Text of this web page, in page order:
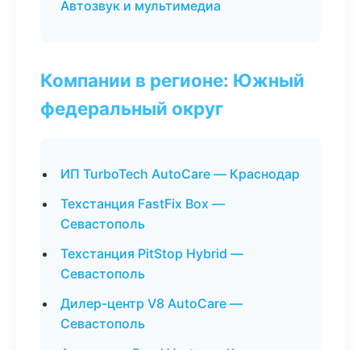
Автозвук и мультимедиа
Компании в регионе: Южный
федеральный округ
ИП TurboTech AutoCare — Краснодар
Техстанция FastFix Box —
Севастополь
Техстанция PitStop Hybrid —
Севастополь
Дилер-центр V8 AutoCare —
Севастополь